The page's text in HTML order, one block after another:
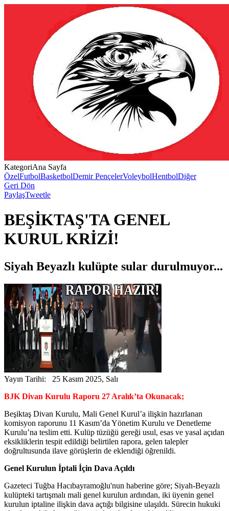
KategoriAna Sayfa
ÖzelFutbolBasketbolDemir PençelerVoleybolHentbolDiğer
Geri Dön
PaylaşTweetle
BEŞİKTAŞ'TA GENEL
KURUL KRİZİ!
Siyah Beyazlı kulüpte sular durulmuyor...
Yayın Tarihi: 25 Kasım 2025, Salı
BJK Divan Kurulu Raporu 27 Aralık’ta Okunacak;
Beşiktaş Divan Kurulu, Mali Genel Kurul’a ilişkin hazırlanan
komisyon raporunu 11 Kasım’da Yönetim Kurulu ve Denetleme
Kurulu’na teslim etti. Kulüp tüzüğü gereği usul, esas ve yasal açıdan
eksikliklerin tespit edildiği belirtilen rapora, gelen talepler
doğrultusunda ilave görüşlerin de eklendiği öğrenildi.
Genel Kurulun İptali İçin Dava Açıldı
Gazeteci Tuğba Hacıbayramoğlu'nun haberine göre; Siyah-Beyazlı
kulüpteki tartışmalı mali genel kurulun ardından, iki üyenin genel
kurulun iptaline ilişkin dava açtığı bilgisine ulaşıldı. Sürecin hukuki